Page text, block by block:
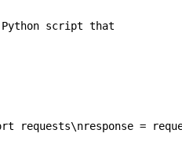
script that
requests\nresponse =